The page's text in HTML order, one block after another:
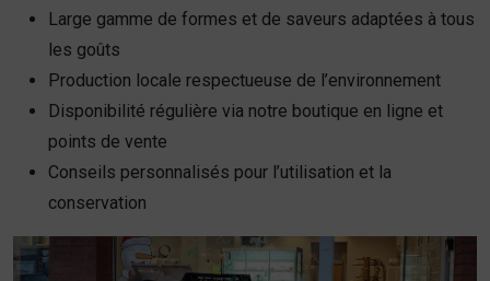
Large gamme de formes et de saveurs adaptées à tous
les goûts
Production locale respectueuse de l’environnement
Disponibilité régulière via notre boutique en ligne et
points de vente
Conseils personnalisés pour l’utilisation et la
conservation